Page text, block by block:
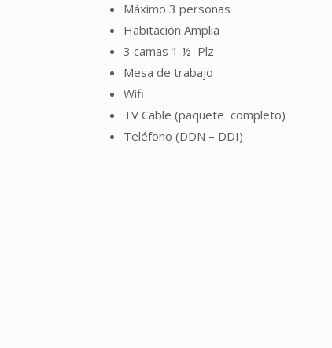
Máximo 3 personas
Habitación Amplia
3 camas 1 ½ Plz
Mesa de trabajo
Wifi
TV Cable (paquete completo)
Teléfono (DDN – DDI)